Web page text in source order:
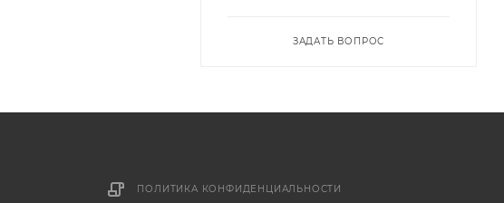
ЗАДАТЬ ВОПРОС
ПОЛИТИКА КОНФИДЕНЦИАЛЬНОСТИ